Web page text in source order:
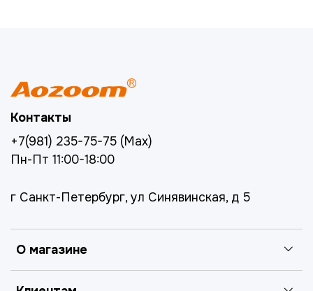
О магазине
Контакты
+7(981) 235-75-75 (Max)
Пн-Пт 11:00-18:00
г Санкт-Петербург, ул Синявинская, д 5